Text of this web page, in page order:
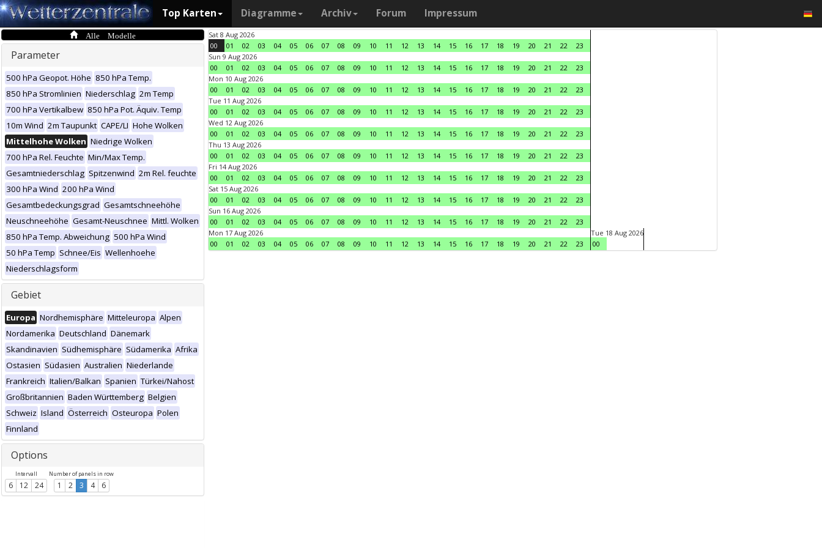
Top Karten Diagramme Archiv Forum Impressum
Alle Modelle
Parameter
500 hPa Geopot. Höhe 850 hPa Temp.
850 hPa Stromlinien Niederschlag 2m Temp
700 hPa Vertikalbew 850 hPa Pot. Äquiv. Temp
10m Wind 2m Taupunkt CAPE/LI Hohe Wolken
Mittelhohe Wolken Niedrige Wolken
700 hPa Rel. Feuchte Min/Max Temp.
Gesamtniederschlag Spitzenwind 2m Rel. feuchte
300 hPa Wind 200 hPa Wind
Gesamtbedeckungsgrad Gesamtschneehöhe
Neuschneehöhe Gesamt-Neuschnee Mittl. Wolken
850 hPa Temp. Abweichung 500 hPa Wind
50 hPa Temp Schnee/Eis Wellenhoehe
Niederschlagsform
Gebiet
Europa Nordhemisphäre Mitteleuropa Alpen
Nordamerika Deutschland Dänemark
Skandinavien Südhemisphäre Südamerika Afrika
Ostasien Südasien Australien Niederlande
Frankreich Italien/Balkan Spanien Türkei/Nahost
Großbritannien Baden Württemberg Belgien
Schweiz Island Österreich Osteuropa Polen
Finnland
Options
Intervall
6 12 24
Number of panels in row
1 2 3 4 6
Sat 8 Aug 2026
00
01 02 03 04 05 06 07 08 09 10 11 12 13 14 15 16 17 18 19 20 21 22
23
Sun 9 Aug 2026
00
01 02 03 04 05 06 07 08 09 10 11 12 13 14 15 16 17 18 19 20 21 22
23
Mon 10 Aug 2026
00
01 02 03 04 05 06 07 08 09 10 11 12 13 14 15 16 17 18 19 20 21 22
23
Tue 11 Aug 2026
00
01 02 03 04 05 06 07 08 09 10 11 12 13 14 15 16 17 18 19 20 21 22
23
Wed 12 Aug 2026
00
01 02 03 04 05 06 07 08 09 10 11 12 13 14 15 16 17 18 19 20 21 22
23
Thu 13 Aug 2026
00
01 02 03 04 05 06 07 08 09 10 11 12 13 14 15 16 17 18 19 20 21 22
23
Fri 14 Aug 2026
00
01 02 03 04 05 06 07 08 09 10 11 12 13 14 15 16 17 18 19 20 21 22
23
Sat 15 Aug 2026
00
01 02 03 04 05 06 07 08 09 10 11 12 13 14 15 16 17 18 19 20 21 22
23
Sun 16 Aug 2026
00
01 02 03 04 05 06 07 08 09 10 11 12 13 14 15 16 17 18 19 20 21 22
23
Mon 17 Aug 2026
00
01 02 03 04 05 06 07 08 09 10 11 12 13 14 15 16 17 18 19 20 21 22 23
Tue 18 Aug 2026
00